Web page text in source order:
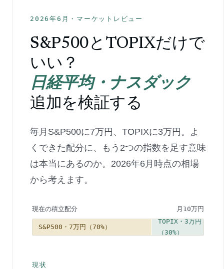
2026年6月・マーケットレビュー
S&P500とTOPIXだけで
いい？
日経平均・ナスダック
追加を検証する
毎月S&P500に7万円、TOPIXに3万円。よ
くできた配分に、もう2つの指数を足す意味
は本当にあるのか。2026年6月時点の相場
から考えます。
現在の積立配分 月10万円
S&P500・7万円（70%）
TOPIX・3万円
（30%）
現状